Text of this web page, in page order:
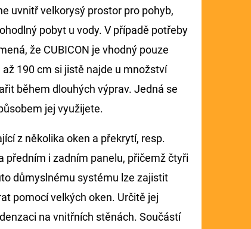
uvnitř velkorysý prostor pro pohyb,
pobyt u vody. V případě potřeby
že CUBICON je vhodný pouze
190 cm si jistě najde u množství
během dlouhých výprav. Jedná se
jej využijete.
z několika oken a překrytí, resp.
předním i zadním panelu, přičemž čtyři
důmyslnému systému lze zajistit
pomocí velkých oken. Určitě jej
na vnitřních stěnách. Součástí